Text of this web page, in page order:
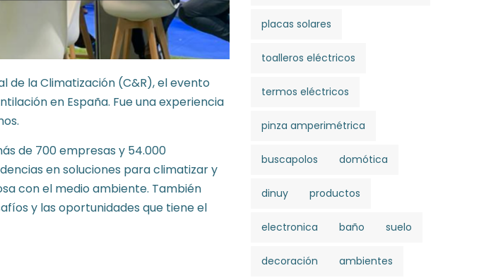
de la Climatización (C&R), el evento
en España. Fue una experiencia
de 700 empresas y 54.000
en soluciones para climatizar y
con el medio ambiente. También
y las oportunidades que tiene el
placas solares
toalleros eléctricos
termos eléctricos
pinza amperimétrica
buscapolos domótica
dinuy productos
electronica baño suelo
decoración ambientes